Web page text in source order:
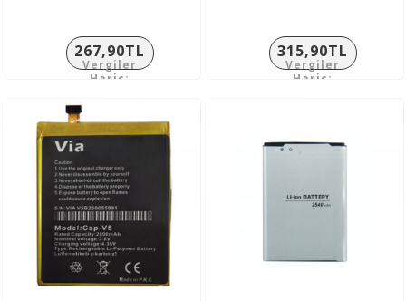
267,90TL
Vergiler
Hariç:
315,90TL
Vergiler
Hariç: